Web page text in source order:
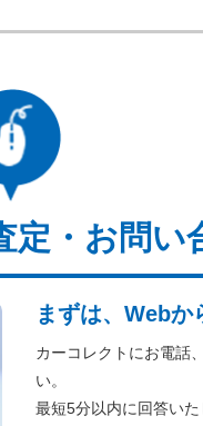
定・お問い
まずは、Webか
カーコレクトにお電話
い。
最短5分以内に回答い